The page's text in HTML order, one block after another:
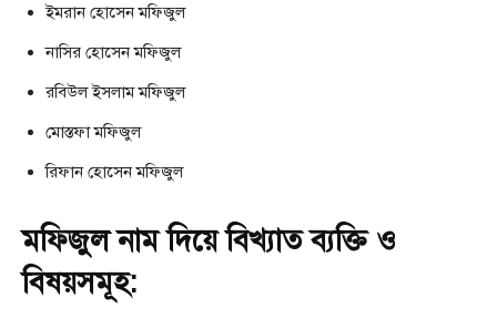
ইমরান হোসেন মফিজুল
নাসির হোসেন মফিজুল
রবিউল ইসলাম মফিজুল
মোস্তফা মফিজুল
রিফান হোসেন মফিজুল
মফিজুল নাম দিয়ে বিখ্যাত ব্যক্তি ও
বিষয়সমূহ: